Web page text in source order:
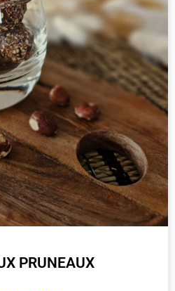
PRUNEAUX